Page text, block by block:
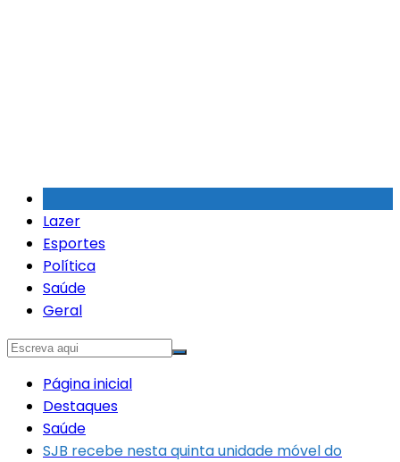
Lazer
Esportes
Política
Saúde
Geral
Página inicial
Destaques
Saúde
SJB recebe nesta quinta unidade móvel do